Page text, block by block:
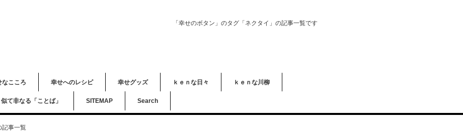
「幸せのボタン」のタグ「ネクタイ」の記事一覧です
なこころ 幸せへのレシピ 幸せグッズ ｋｅｎな日々 ｋｅｎな川柳
似て非なる「ことば」 SITEMAP Search
記事一覧